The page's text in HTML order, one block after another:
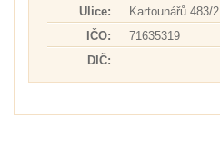
Ulice:
Kartounářů 483/2
IČO:
71635319
DIČ: